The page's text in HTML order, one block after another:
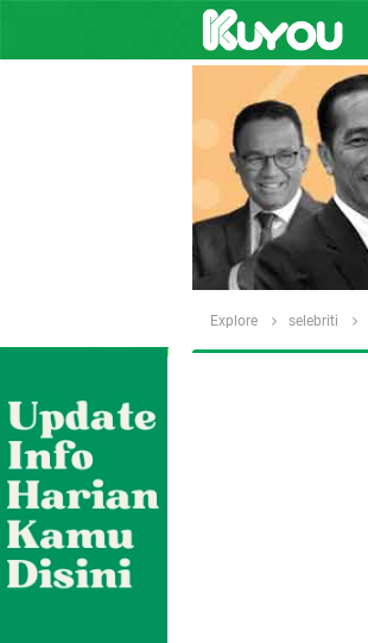
Explore selebriti